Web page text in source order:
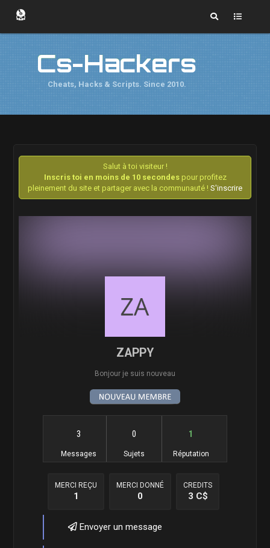
Cs-Hackers
Cheats, Hacks & Scripts. Since 2010.
Salut à toi visiteur !
Inscris toi en moins de 10 secondespour profitez
pleinement du site et partager avec la communauté ! S'inscrire
ZAPPY
Bonjour je suis nouveau
3
Messages
0
Sujets
1
Réputation
MERCI REÇU
1
MERCI DONNÉ
0
CREDITS
3 C$
Envoyer un message